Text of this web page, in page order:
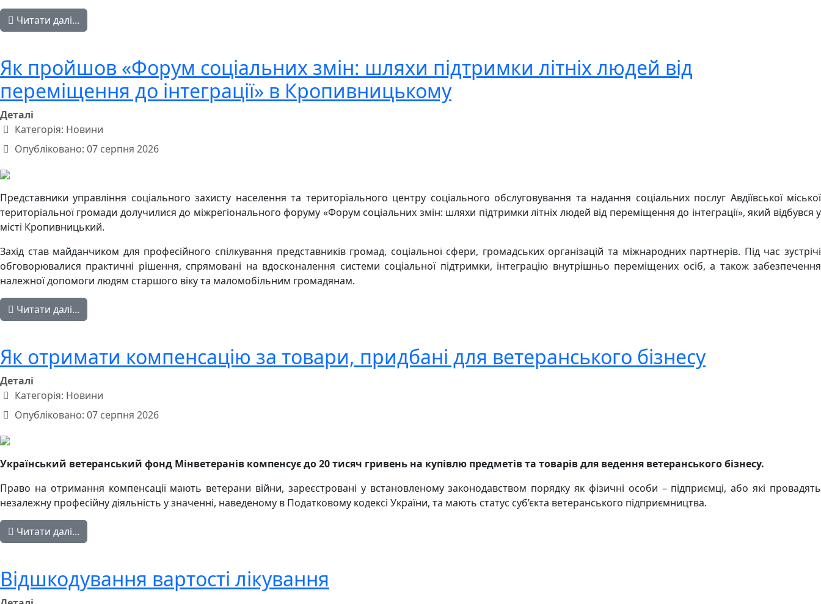
Читати далі...
Як пройшов «Форум соціальних змін: шляхи підтримки літніх людей від
переміщення до інтеграції» в Кропивницькому
Деталі
Категорія: Новини
Опубліковано: 07 серпня 2026
Представники управління соціального захисту населення та територіального центру соціального обслуговування та надання соціальних послуг Авдіївської міської
територіальної громади долучилися до міжрегіонального форуму «Форум соціальних змін: шляхи підтримки літніх людей від переміщення до інтеграції», який відбувся у
місті Кропивницький.
Захід став майданчиком для професійного спілкування представників громад, соціальної сфери, громадських організацій та міжнародних партнерів. Під час зустрічі
обговорювалися практичні рішення, спрямовані на вдосконалення системи соціальної підтримки, інтеграцію внутрішньо переміщених осіб, а також забезпечення
належної допомоги людям старшого віку та маломобільним громадянам.
Читати далі...
Як отримати компенсацію за товари, придбані для ветеранського бізнесу
Деталі
Категорія: Новини
Опубліковано: 07 серпня 2026
Український ветеранський фонд Мінветеранів компенсує до 20 тисяч гривень на купівлю предметів та товарів для ведення ветеранського бізнесу.
Право на отримання компенсації мають ветерани війни, зареєстровані у встановленому законодавством порядку як фізичні особи – підприємці, або які провадять
незалежну професійну діяльність у значенні, наведеному в Податковому кодексі України, та мають статус суб’єкта ветеранського підприємництва.
Читати далі...
Відшкодування вартості лікування